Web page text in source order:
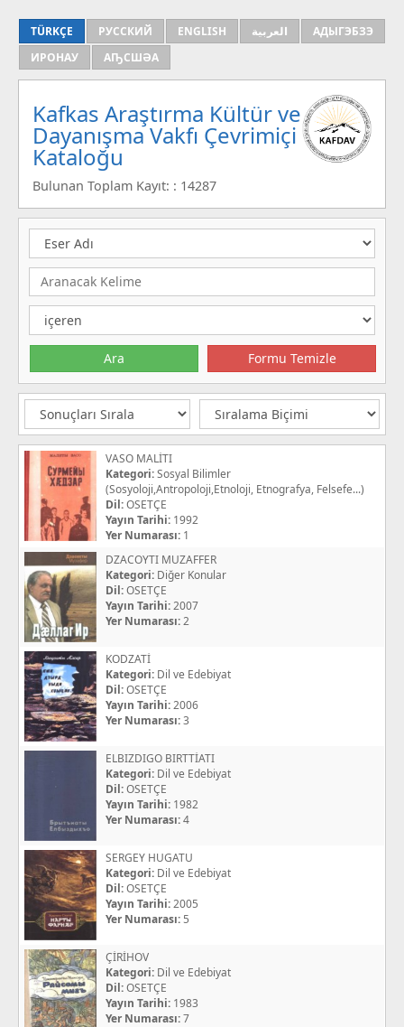
TÜRKÇE РУССКИЙ ENGLISH العربية
АДЫГЭБЗЭ
ИРОНАУ
АҦСШӘА
Kafkas Araştırma Kültür ve
Dayanışma Vakfı Çevrimiçi
Kataloğu
Bulunan Toplam Kayıt: : 14287
VASO MALİTI
Kategori:Sosyal Bilimler
(Sosyoloji,Antropoloji,Etnoloji, Etnografya, Felsefe...)
Dil:OSETÇE
Yayın Tarihi: 1992
Yer Numarası: 1
DZACOYTI MUZAFFER
Kategori: Diğer Konular
Dil:OSETÇE
Yayın Tarihi:2007
Yer Numarası:2
KODZATİ
Kategori: Dil ve Edebiyat
Dil:OSETÇE
Yayın Tarihi:2006
Yer Numarası:3
ELBIZDIGO BIRTTİATI
Kategori: Dil ve Edebiyat
Dil:OSETÇE
Yayın Tarihi: 1982
Yer Numarası:4
SERGEY HUGATU
Kategori: Dil ve Edebiyat
Dil:OSETÇE
Yayın Tarihi:2005
Yer Numarası: 5
ÇİRİHOV
Kategori: Dil ve Edebiyat
Dil:OSETÇE
Yayın Tarihi: 1983
Yer Numarası:7